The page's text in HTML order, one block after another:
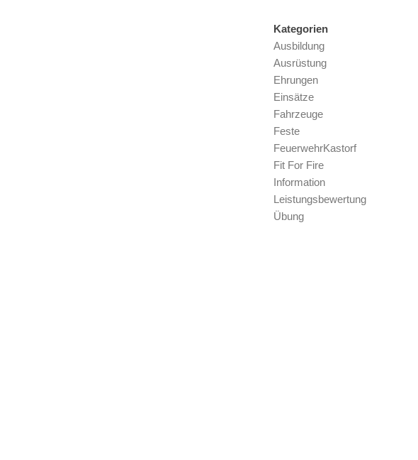
Kategorien
Ausbildung
Ausrüstung
Ehrungen
Einsätze
Fahrzeuge
Feste
FeuerwehrKastorf
Fit For Fire
Information
Leistungsbewertung
Übung